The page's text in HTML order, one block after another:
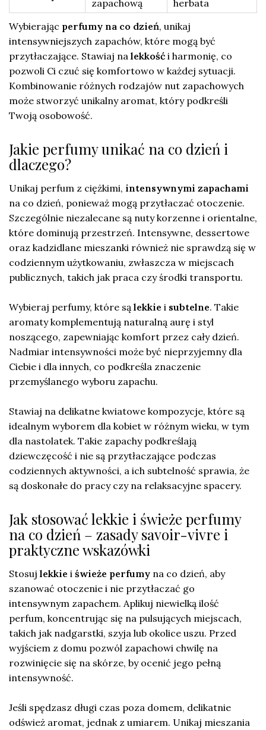
zapachową
herbata
Wybierając perfumy na co dzień, unikaj
intensywniejszych zapachów, które mogą być
przytłaczające. Stawiaj na lekkość i harmonię, co
pozwoli Ci czuć się komfortowo w każdej sytuacji.
Kombinowanie różnych rodzajów nut zapachowych
może stworzyć unikalny aromat, który podkreśli
Twoją osobowość.
Jakie perfumy unikać na co dzień i
dlaczego?
Unikaj perfum z ciężkimi, intensywnymi zapachami
na co dzień, ponieważ mogą przytłaczać otoczenie.
Szczególnie niezalecane są nuty korzenne i orientalne,
które dominują przestrzeń. Intensywne, dessertowe
oraz kadzidlane mieszanki również nie sprawdzą się w
codziennym użytkowaniu, zwłaszcza w miejscach
publicznych, takich jak praca czy środki transportu.
Wybieraj perfumy, które są lekkie i subtelne. Takie
aromaty komplementują naturalną aurę i styl
noszącego, zapewniając komfort przez cały dzień.
Nadmiar intensywności może być nieprzyjemny dla
Ciebie i dla innych, co podkreśla znaczenie
przemyślanego wyboru zapachu.
Stawiaj na delikatne kwiatowe kompozycje, które są
idealnym wyborem dla kobiet w różnym wieku, w tym
dla nastolatek. Takie zapachy podkreślają
dziewczęcość i nie są przytłaczające podczas
codziennych aktywności, a ich subtelność sprawia, że
są doskonałe do pracy czy na relaksacyjne spacery.
Jak stosować lekkie i świeże perfumy
na co dzień – zasady savoir-vivre i
praktyczne wskazówki
Stosuj lekkie i świeże perfumy na co dzień, aby
szanować otoczenie i nie przytłaczać go
intensywnym zapachem. Aplikuj niewielką ilość
perfum, koncentrując się na pulsujących miejscach,
takich jak nadgarstki, szyja lub okolice uszu. Przed
wyjściem z domu pozwól zapachowi chwilę na
rozwinięcie się na skórze, by ocenić jego pełną
intensywność.
Jeśli spędzasz długi czas poza domem, delikatnie
odśwież aromat, jednak z umiarem. Unikaj mieszania